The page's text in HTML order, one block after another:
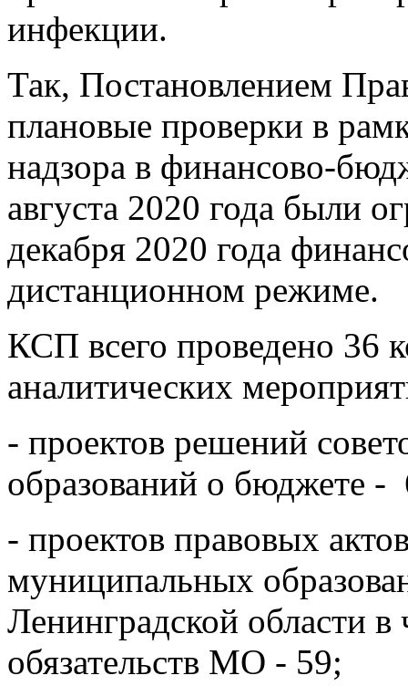
инфекции.
Так, Постановлением
плановые проверки в
надзора в финансово-
августа 2020 года были
декабря 2020 года
дистанционном режиме.
КСП всего проведено 36
аналитических
- проектов решений
образований о бюджете -
- проектов правовых
муниципальных
Ленинградской области
обязательств МО - 59;